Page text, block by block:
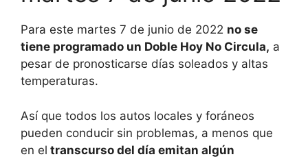
Para este martes 7 de junio de 2022 no se
tiene programado un Doble Hoy No Circula, a
pesar de pronosticarse días soleados y altas
temperaturas.
Así que todos los autos locales y foráneos
pueden conducir sin problemas, a menos que
en el transcurso del día emitan algún